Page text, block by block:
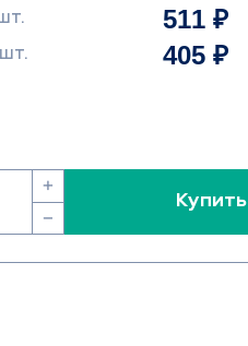
511 ₽
405 ₽
−
+
Купить